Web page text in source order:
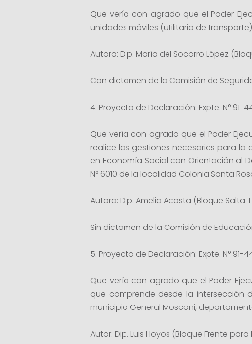
Que vería con agrado que el Poder
unidades móviles (utilitario de transporte)
Autora: Dip. María del Socorro López
Con dictamen de la Comisión de
4. Proyecto de Declaración: Expte. N° 91-
Que vería con agrado que el Poder
realice las gestiones necesarias para la
en Economía Social con Orientación al
N° 6010 de la localidad Colonia Santa
Autora: Dip. Amelia Acosta (Bloque Salta
Sin dictamen de la Comisión de
5. Proyecto de Declaración: Expte. N° 91-
Que vería con agrado que el Poder
que comprende desde la intersección
municipio General Mosconi,
Autor: Dip. Luis Hoyos (Bloque Frente